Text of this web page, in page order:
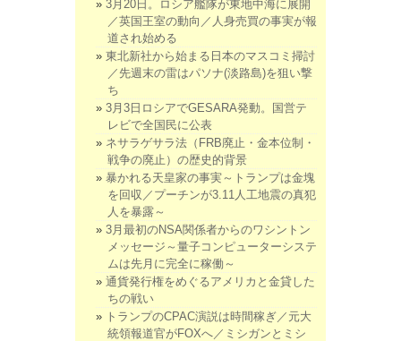
3月20日。ロシア艦隊が東地中海に展開
／英国王室の動向／人身売買の事実が報
道され始める
東北新社から始まる日本のマスコミ掃討
／先週末の雷はパソナ(淡路島)を狙い撃
ち
3月3日ロシアでGESARA発動。国営テ
レビで全国民に公表
ネサラゲサラ法（FRB廃止・金本位制・
戦争の廃止）の歴史的背景
暴かれる天皇家の事実～トランプは金塊
を回収／プーチンが3.11人工地震の真犯
人を暴露～
3月最初のNSA関係者からのワシントン
メッセージ～量子コンピューターシステ
ムは先月に完全に稼働～
通貨発行権をめぐるアメリカと金貸した
ちの戦い
トランプのCPAC演説は時間稼ぎ／元大
統領報道官がFOXへ／ミシガンとミシ